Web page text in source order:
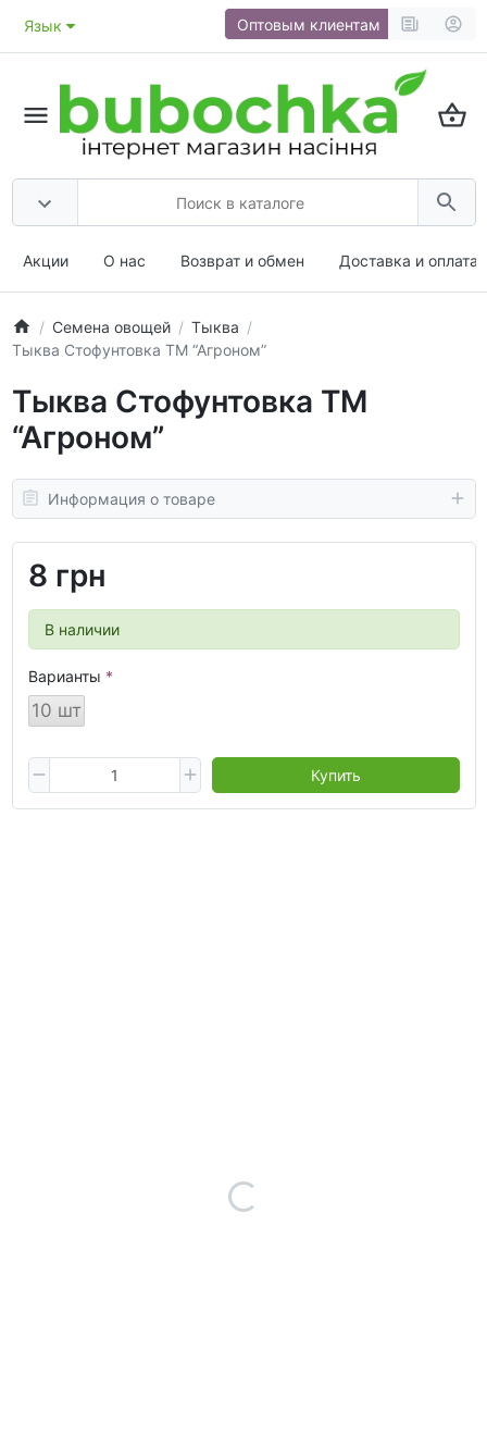
Язык Оптовым клиентам
Акции О нас Возврат и обмен Доставка и оплата
Семена овощей
Тыква
Тыква Стофунтовка ТМ “Агроном”
Тыква Стофунтовка ТМ
“Агроном”
Информация о товаре
8 грн
В наличии
Варианты
10 шт
Купить